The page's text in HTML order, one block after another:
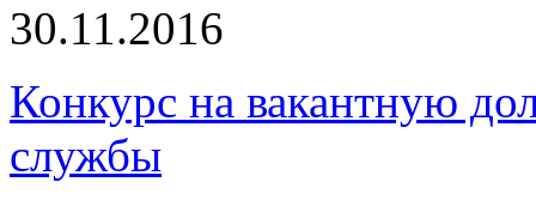
30.11.2016
Конкурс на вакантную
службы